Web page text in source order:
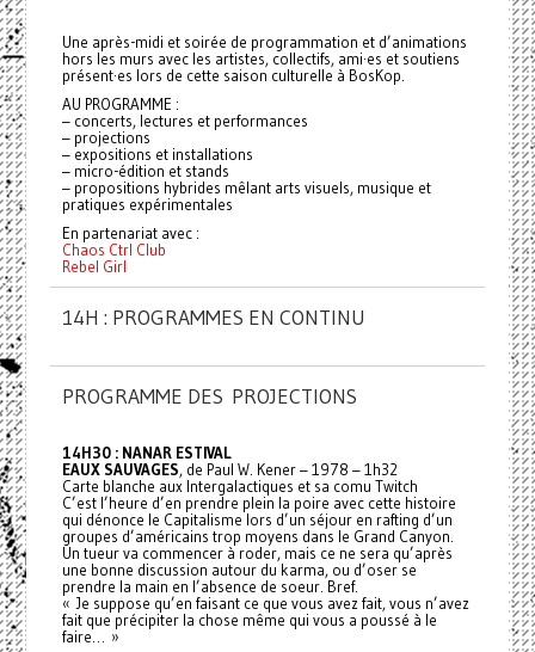
Une après-midi et soirée de programmation et d’animations
hors les murs avec les artistes, collectifs, ami·es et soutiens
présent·es lors de cette saison culturelle à BosKop.
AU PROGRAMME :
– concerts, lectures et performances
– projections
– expositions et installations
– micro-édition et stands
– propositions hybrides mêlant arts visuels, musique et
pratiques expérimentales
En partenariat avec :
Chaos Ctrl Club
Rebel Girl
14H : PROGRAMMES EN CONTINU
PROGRAMME DES PROJECTIONS
14H30 : NANAR ESTIVAL
EAUX SAUVAGES, de Paul W. Kener – 1978 – 1h32
Carte blanche aux Intergalactiques et sa comu Twitch
C’est l’heure d’en prendre plein la poire avec cette histoire
qui dénonce le Capitalisme lors d’un séjour en rafting d’un
groupes d’américains trop moyens dans le Grand Canyon.
Un tueur va commencer à roder, mais ce ne sera qu’après
une bonne discussion autour du karma, ou d’oser se
prendre la main en l’absence de soeur. Bref.
« Je suppose qu’en faisant ce que vous avez fait, vous n’avez
fait que précipiter la chose même qui vous a poussé à le
faire… »